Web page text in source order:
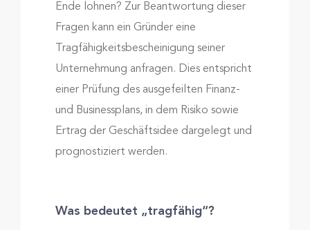
Ende lohnen? Zur Beantwortung dieser
Fragen kann ein Gründer eine
Tragfähigkeitsbescheinigung seiner
Unternehmung anfragen. Dies entspricht
einer Prüfung des ausgefeilten Finanz-
und Businessplans, in dem Risiko sowie
Ertrag der Geschäftsidee dargelegt und
prognostiziert werden.
Was bedeutet „tragfähig“?